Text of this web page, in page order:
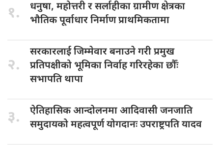
१. धनुषा, महोत्तरीर सर्लाहीका ग्रामीण क्षेत्रका
भौतिक पूर्वाधार निर्माण प्राथमिकतामा
२.
सरकारलाई जिम्मेवारबनाउने गरी प्रमुख
प्रतिपक्षीको भूमिका निर्वाह गरिरहेका छौँः
सभापति थापा
३. ऐतिहासिक आन्दोलनमाआदिवासी जनजाति
समुदायको महत्वपूर्ण योगदानः उपराष्ट्रपति यादव